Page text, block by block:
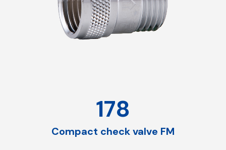
178
Compact check valve FM